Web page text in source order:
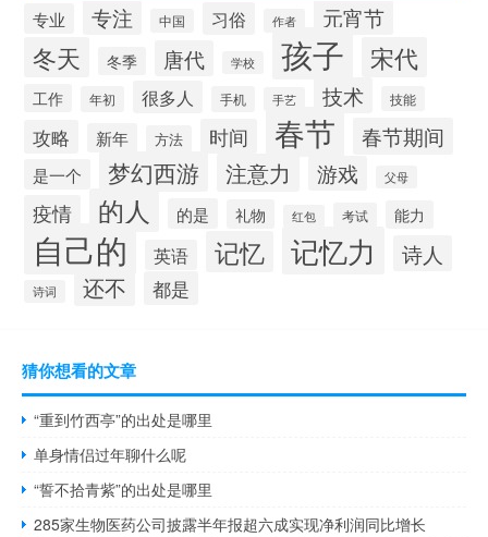
专业 专注 中国 习俗 作者 元宵节
冬天 冬季 唐代 学校 孩子 宋代
工作 年初 很多人 手机 手艺 技术 技能
攻略 新年 方法 时间 春节 春节期间
是一个 梦幻西游 注意力 游戏 父母
疫情 的人 的是 礼物 红包 考试 能力
自己的 英语 记忆 记忆力 诗人
诗词 还不 都是
猜你想看的文章
“重到竹西亭”的出处是哪里
单身情侣过年聊什么呢
“誓不拾青紫”的出处是哪里
285家生物医药公司披露半年报超六成实现净利润同比增长